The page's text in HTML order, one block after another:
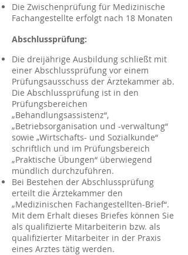
Die Zwischenprüfung für Medizinische
Fachangestellte erfolgt nach 18 Monaten
Abschlussprüfung:
Die dreijährige Ausbildung schließt mit
einer Abschlussprüfung vor einem
Prüfungsausschuss der Ärztekammer ab.
Die Abschlussprüfung ist in den
Prüfungsbereichen
„Behandlungsassistenz“,
„Betriebsorganisation und -verwaltung“
sowie „Wirtschafts- und Sozialkunde“
schriftlich und im Prüfungsbereich
„Praktische Übungen“ überwiegend
mündlich durchzuführen.
Bei Bestehen der Abschlussprüfung
erteilt die Ärztekammer den
„Medizinischen Fachangestellten-Brief“.
Mit dem Erhalt dieses Briefes können Sie
als qualifizierte Mitarbeiterin bzw. als
qualifizierter Mitarbeiter in der Praxis
eines Arztes tätig werden.